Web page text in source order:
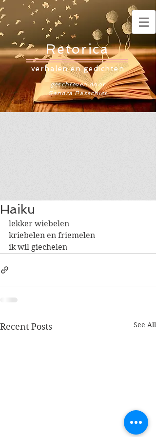
Retorica
verhalen en gedichten
geschreven door
Sandra Passchier
Haiku
lekker wiebelen
kriebelen en friemelen
ik wil giechelen
Recent Posts See All